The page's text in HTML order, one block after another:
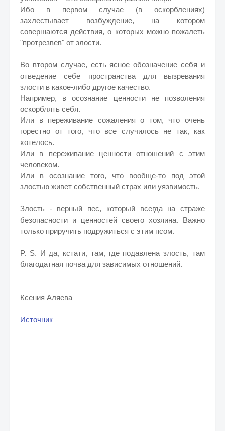
Ибо в первом случае (в оскорблениях)
захлестывает возбуждение, на котором
совершаются действия, о которых можно пожалеть
"протрезвев" от злости.
Во втором случае, есть ясное обозначение себя и
отведение себе пространства для вызревания
злости в какое-либо другое качество.
Например, в осознание ценности не позволения
оскорблять себя.
Или в переживание сожаления о том, что очень
горестно от того, что все случилось не так, как
хотелось.
Или в переживание ценности отношений с этим
человеком.
Или в осознание того, что вообще-то под этой
злостью живет собственный страх или уязвимость.
Злость - верный пес, который всегда на страже
безопасности и ценностей своего хозяина. Важно
только приручить подружиться с этим псом.
P. S. И да, кстати, там, где подавлена злость, там
благодатная почва для зависимых отношений.
Ксения Аляева
Источник